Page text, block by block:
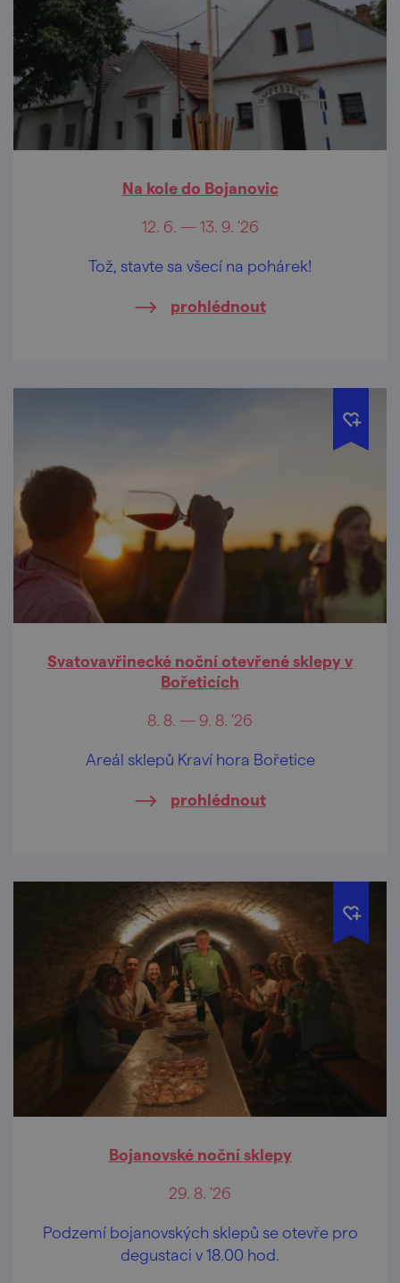
Na kole do Bojanovic
12. 6. — 13. 9. '26
Tož, stavte sa všecí na pohárek!
prohlédnout
Svatovavřinecké noční otevřené sklepy v
Bořeticích
8. 8. — 9. 8. '26
Areál sklepů Kraví hora Bořetice
prohlédnout
Bojanovské noční sklepy
29. 8. '26
Podzemí bojanovských sklepů se otevře pro
degustaci v 18.00 hod.